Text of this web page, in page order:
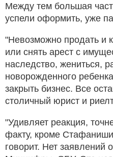
Между тем большая
успели оформить, уже
"Невозможно продать и
или снять арест с
наследство, жениться,
новорожденного
закрыть бизнес. Все
столичный юрист и
"Удивляет реакция,
факту, кроме
говорит. Нет заявлений